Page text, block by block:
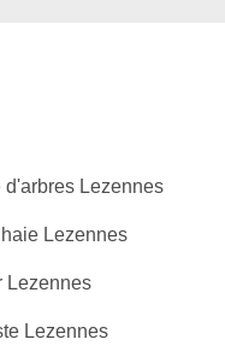
d'arbres Lezennes
Lezennes
Lezennes
Lezennes